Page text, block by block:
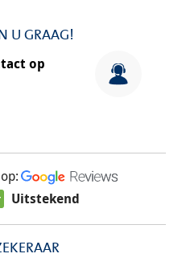
U GRAAG!
op
Uitstekend